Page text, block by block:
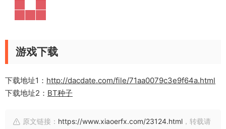
游戏下载
下载地址1： http://dacdate.com/file/71aa0079c3e9f64a.html
下载地址2： BT种子
原文链接： https://www.xiaoerfx.com/23124.html ，转载请